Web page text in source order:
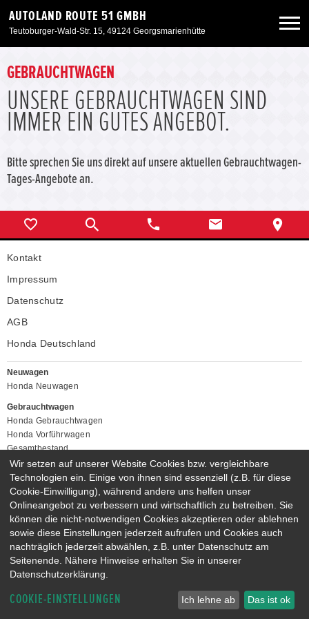
AUTOLAND ROUTE 51 GMBH
Teutoburger-Wald-Str. 15, 49124 Georgsmarienhütte
Neuwagen
Gebrauchtwagen
Unser Autohaus
GEBRAUCHTWAGEN
UNSERE GEBRAUCHTWAGEN SIND
IMMER EIN GUTES ANGEBOT.
Bitte sprechen Sie uns direkt auf unsere aktuellen Gebrauchtwagen-
Tages-Angebote an.
Kontakt
Impressum
Datenschutz
AGB
Honda Deutschland
Neuwagen
Honda Neuwagen
Gebrauchtwagen
Honda Gebrauchtwagen
Honda Vorführwagen
Gesamtbestand
NEUWAGENMODELLE
HONDA JAZZ E:HEV
HONDA CIVIC E:HEV
HONDA PRELUDE E:HEV
HONDA HR-V E:HEV
HONDA ZR-V E:HEV
HONDA CR-V E:HEV & E:PHEV
Wir setzen auf unserer Website Cookies bzw. vergleichbare
Technologien ein. Einige von ihnen sind essenziell (z.B. für diese
Cookie-Einwilligung), während andere uns helfen unser
Onlineangebot zu verbessern und wirtschaftlich zu betreiben. Sie
können die nicht-notwendigen Cookies akzeptieren oder ablehnen
sowie diese Einstellungen jederzeit aufrufen und Cookies auch
nachträglich jederzeit abwählen, z.B. unter Datenschutz am
Seitenende. Nähere Hinweise erhalten Sie in unserer
Datenschutzerklärung.
COOKIE-EINSTELLUNGEN Ich lehne ab Das ist ok